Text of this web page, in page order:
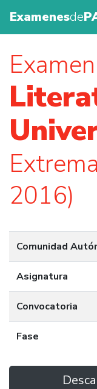
Examenesde
2016)
Comunidad
Asignatura
Convocatoria
Fase